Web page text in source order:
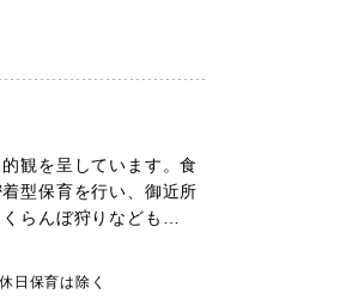
観を呈しています。食
型保育を行い、御近所
らんぼ狩りなども…
日保育は除く